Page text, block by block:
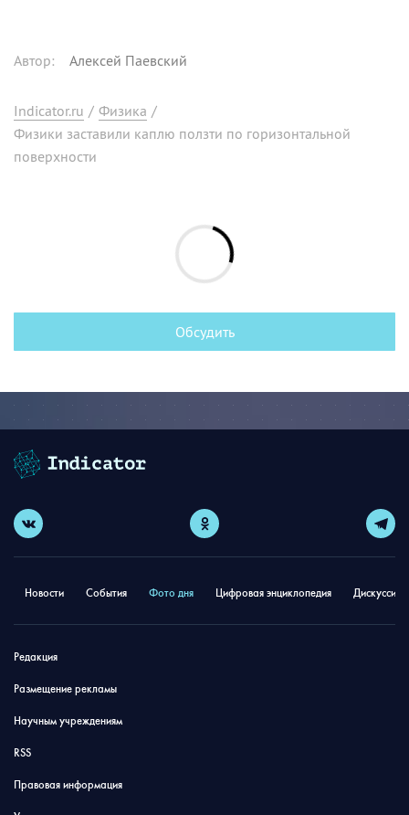
Автор: Алексей Паевский
Indicator.ru / Физика /
Физики заставили каплю ползти по горизонтальной
поверхности
Обсудить
Новости События Фото дня Цифровая энциклопедия
Редакция
Размещение рекламы
Научным учреждениям
RSS
Правовая информация